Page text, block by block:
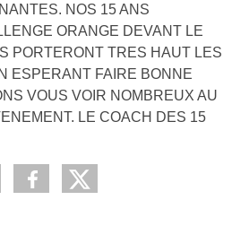
NOS 15 ANS
ORANGE DEVANT LE
PORTERONT TRES HAUT LES
ESPERANT FAIRE BONNE
VOUS VOIR NOMBREUX AU
LE COACH DES 15